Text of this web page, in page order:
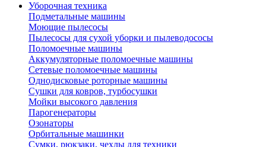
Уборочная техника
Подметальные машины
Моющие пылесосы
Пылесосы для сухой уборки и пылеводососы
Поломоечные машины
Аккумуляторные поломоечные машины
Сетевые поломоечные машины
Однодисковые роторные машины
Сушки для ковров, турбосушки
Мойки высокого давления
Парогенераторы
Озонаторы
Орбитальные машинки
Сумки, рюкзаки, чехлы для техники